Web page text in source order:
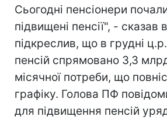
Сьогодні пенсіонери
підвищені пенсії", - сказав
підкреслив, що в грудні
пенсій спрямовано 3,3
місячної потреби, що
графіку. Голова ПФ
для підвищення пенсій